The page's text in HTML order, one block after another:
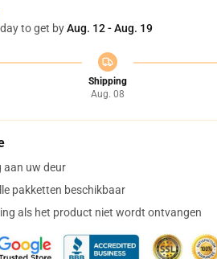
to get byAug. 12 - Aug. 19
Shipping
Aug. 08
aan uw deur
pakketten beschikbaar
als het product niet wordt ontvangen